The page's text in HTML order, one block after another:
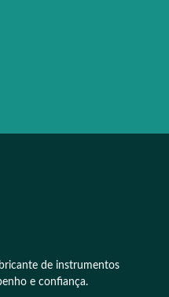
de instrumentos
e confiança.